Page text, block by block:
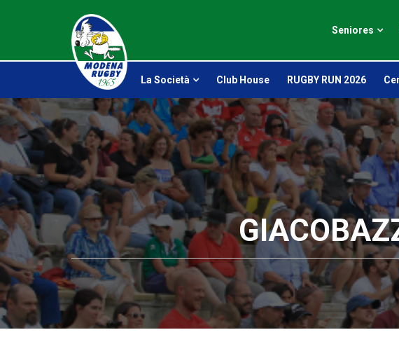
Seniores
La Società Club House RUGBY RUN 2026